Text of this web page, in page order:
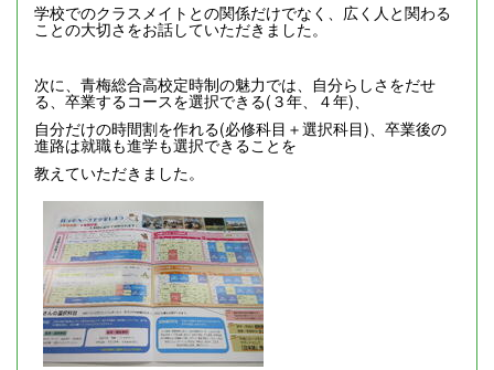
学校でのクラスメイトとの関係だけでなく、広く人と関わる
ことの大切さをお話していただきました。
次に、青梅総合高校定時制の魅力では、自分らしさをだせ
る、卒業するコースを選択できる(３年、４年)、
自分だけの時間割を作れる(必修科目＋選択科目)、卒業後の
進路は就職も進学も選択できることを
教えていただきました。